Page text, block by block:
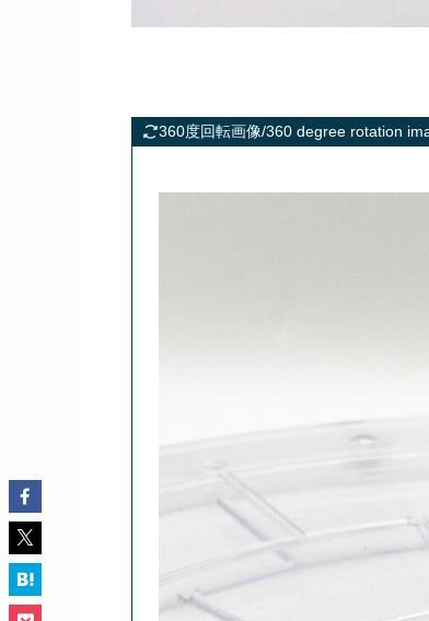
360度回転画像/360 degree rotation